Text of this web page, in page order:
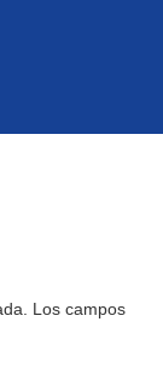
Los campos